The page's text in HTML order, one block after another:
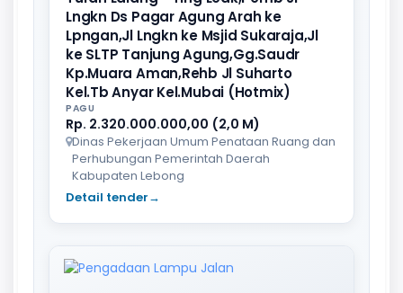
Lngkn Ds Pagar Agung Arah ke
Lpngan,Jl Lngkn ke Msjid Sukaraja,Jl
ke SLTP Tanjung Agung,Gg.Saudr
Kp.Muara Aman,Rehb Jl Suharto
Kel.Tb Anyar Kel.Mubai (Hotmix)
PAGU
Rp. 2.320.000.000,00 (2,0 M)
Dinas Pekerjaan Umum Penataan Ruang dan
Perhubungan Pemerintah Daerah
Kabupaten Lebong
Detail tender→